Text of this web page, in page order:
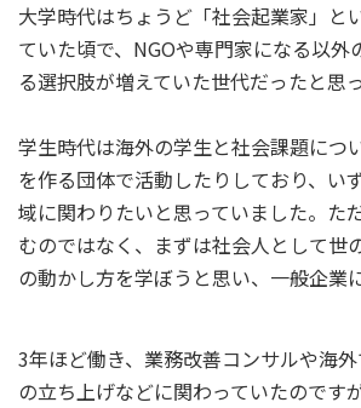
大学時代はちょうど「社会起業家」と
ていた頃で、NGOや専門家になる以外
る選択肢が増えていた世代だったと思
学生時代は海外の学生と社会課題につ
を作る団体で活動したりしており、い
域に関わりたいと思っていました。た
むのではなく、まずは社会人として世
の動かし方を学ぼうと思い、一般企業
3年ほど働き、業務改善コンサルや海
の立ち上げなどに関わっていたのです